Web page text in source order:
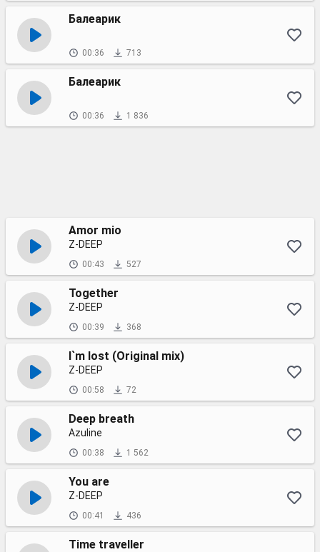
Балеарик
00:36 713
Балеарик
00:36 1 836
Amor mio
Z-DEEP
00:43 527
Together
Z-DEEP
00:39 368
I`m lost (Original mix)
Z-DEEP
00:58 72
Deep breath
Azuline
00:38 1 562
You are
Z-DEEP
00:41 436
Time traveller